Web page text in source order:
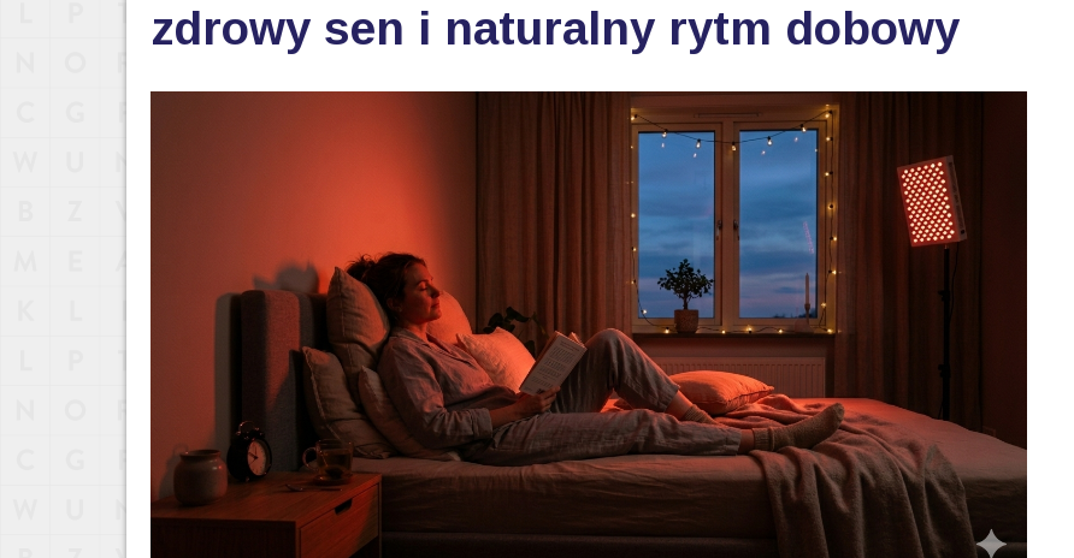
zdrowy sen i naturalny rytm dobowy